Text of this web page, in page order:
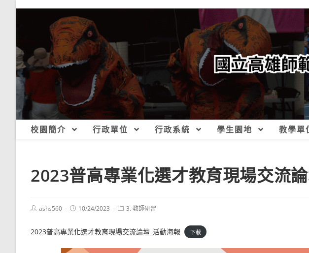
校園簡介 行政單位 行政系統 學生園地 教學單
2023普高專業化選才教育現場交流
Postashs560
Post10/24/2023
Post3. 教師研習
2023普高專業化選才教育現場交流論壇_活動海報 下載